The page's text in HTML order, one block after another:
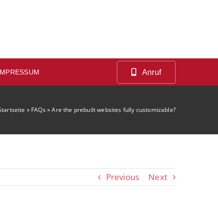
Anruf
» FAQs»Are the prebuilt websites fully customizable?
Previous Next